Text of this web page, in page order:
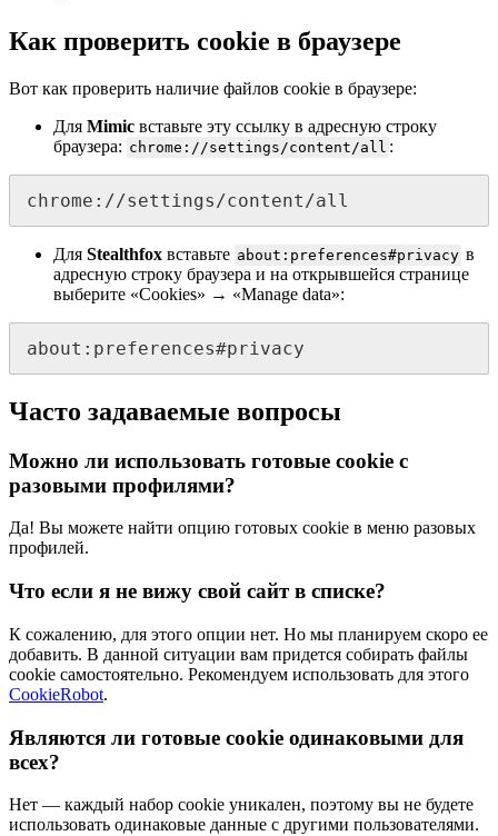
Как проверить cookie в браузере
Вот как проверить наличие файлов cookie в браузере:
Для Mimic вставьте эту ссылку в адресную строку
браузера: chrome://settings/content/all :
chrome://settings/content/all
Для Stealthfox вставьте about:preferences#privacy в
адресную строку браузера и на открывшейся странице
выберите «Cookies» → «Manage data»:
about:preferences#privacy
Часто задаваемые вопросы
Можно ли использовать готовые cookie с
разовыми профилями?
Да! Вы можете найти опцию готовых cookie в меню разовых
профилей.
Что если я не вижу свой сайт в списке?
К сожалению, для этого опции нет. Но мы планируем скоро ее
добавить. В данной ситуации вам придется собирать файлы
cookie самостоятельно. Рекомендуем использовать для этого
CookieRobot.
Являются ли готовые cookie одинаковыми для
всех?
Нет — каждый набор cookie уникален, поэтому вы не будете
использовать одинаковые данные с другими пользователями.